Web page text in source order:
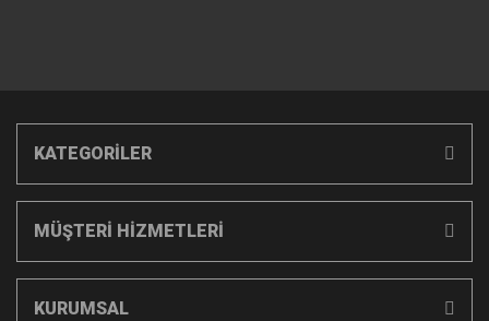
KATEGORİLER
MÜŞTERİ HİZMETLERİ
KURUMSAL